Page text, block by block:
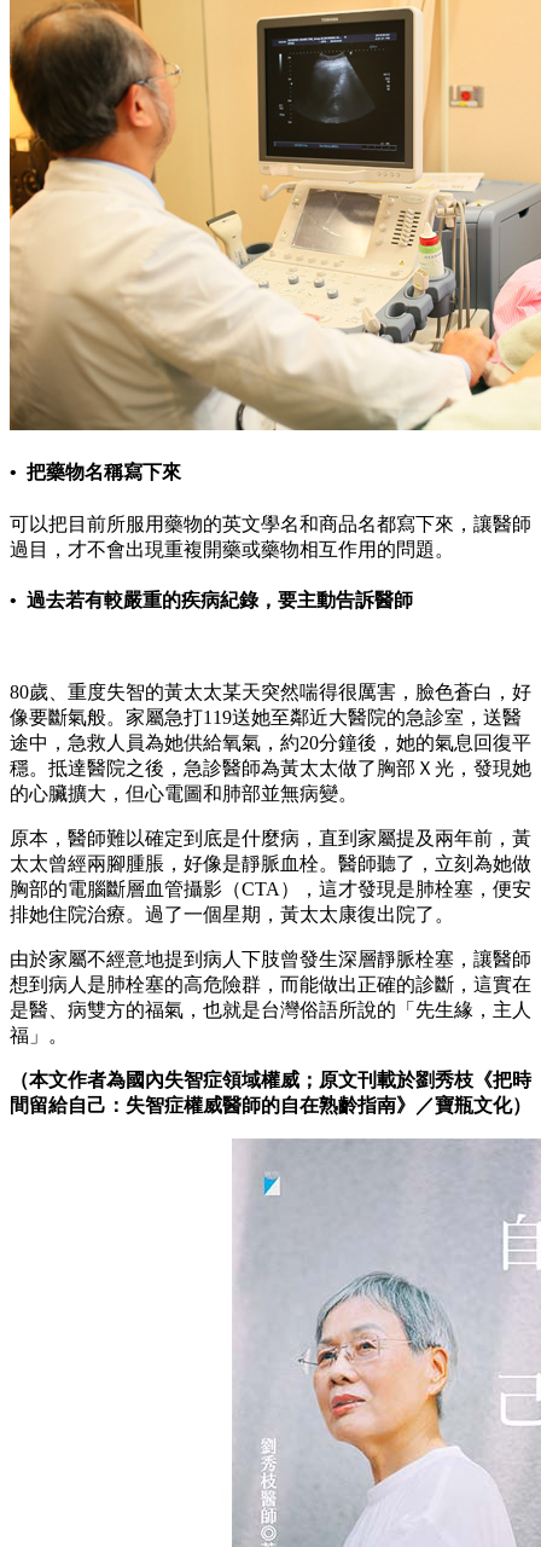
• 把藥物名稱寫下來
可以把目前所服用藥物的英文學名和商品名都寫下來，讓醫師
過目，才不會出現重複開藥或藥物相互作用的問題。
• 過去若有較嚴重的疾病紀錄，要主動告訴醫師
80歲、重度失智的黃太太某天突然喘得很厲害，臉色蒼白，好
像要斷氣般。家屬急打119送她至鄰近大醫院的急診室，送醫
途中，急救人員為她供給氧氣，約20分鐘後，她的氣息回復平
穩。抵達醫院之後，急診醫師為黃太太做了胸部Ｘ光，發現她
的心臟擴大，但心電圖和肺部並無病變。
原本，醫師難以確定到底是什麼病，直到家屬提及兩年前，黃
太太曾經兩腳腫脹，好像是靜脈血栓。醫師聽了，立刻為她做
胸部的電腦斷層血管攝影（CTA），這才發現是肺栓塞，便安
排她住院治療。過了一個星期，黃太太康復出院了。
由於家屬不經意地提到病人下肢曾發生深層靜脈栓塞，讓醫師
想到病人是肺栓塞的高危險群，而能做出正確的診斷，這實在
是醫、病雙方的福氣，也就是台灣俗語所說的「先生緣，主人
福」。
（本文作者為國內失智症領域權威；原文刊載於劉秀枝《把時
間留給自己：失智症權威醫師的自在熟齡指南》／寶瓶文化）